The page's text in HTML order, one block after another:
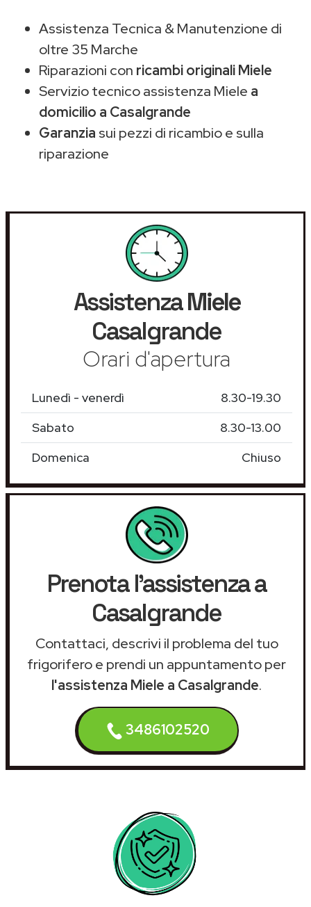
Assistenza Tecnica & Manutenzione di
oltre 35 Marche
Riparazioni con ricambi originali Miele
Servizio tecnico assistenza Miele a
domicilio a Casalgrande
Garanzia sui pezzi di ricambio e sulla
riparazione
AssistenzaMiele
Casalgrande
Orari d'apertura
Lunedì - venerdì
8.30-19.30
Sabato
8.30-13.00
Domenica
Chiuso
Prenota l'assistenza a
Casalgrande
Contattaci, descrivi il problema del tuo
frigorifero e prendi un appuntamento per
l'assistenza Miele a Casalgrande.
3486102520